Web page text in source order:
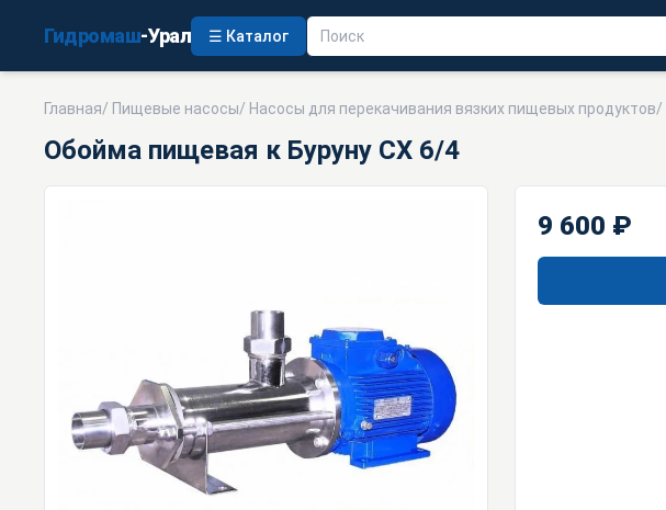
Гидромаш-Урал ☰ Каталог
Главная/ Пищевые насосы/ Насосы для перекачивания вязких пищевых продуктов/
Обойма пищевая к Буруну СХ 6/4
9 600 ₽